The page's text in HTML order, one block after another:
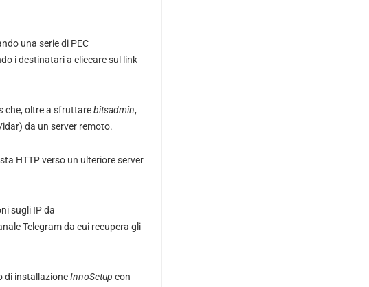
una serie di PEC
i destinatari a cliccare sul link
che, oltre a sfruttarebitsadmin,
da un server remoto.
HTTP verso un ulteriore server
sugli IP da
Telegram da cui recupera gli
di installazioneInnoSetup con